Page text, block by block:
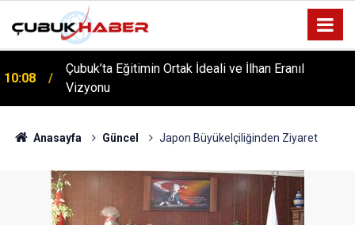
10:08
Çubuk’ta Eğitimin Ortak İdeali ve İlhan Eranıl
12:06
ÇUBUK’TA ‘YAZA MERHABA’ COŞKUSU: Kursiyerler
Gönüllerince Eğlendi!
Anasayfa Güncel Japon Büyükelçiliğinden Ziyaret